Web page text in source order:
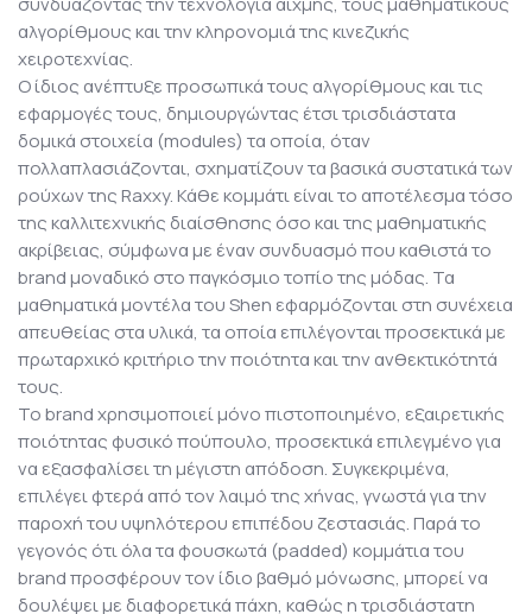
αλγορίθμους και την κληρονομιά της κινεζικής
χειροτεχνίας.
Ο ίδιος ανέπτυξε προσωπικά τους αλγορίθμους και τις
εφαρμογές τους, δημιουργώντας έτσι τρισδιάστατα
δομικά στοιχεία (modules) τα οποία, όταν
πολλαπλασιάζονται, σχηματίζουν τα βασικά συστατικά των
ρούχων της Raxxy. Κάθε κομμάτι είναι το αποτέλεσμα τόσο
της καλλιτεχνικής διαίσθησης όσο και της μαθηματικής
ακρίβειας, σύμφωνα με έναν συνδυασμό που καθιστά το
brand μοναδικό στο παγκόσμιο τοπίο της μόδας. Τα
μαθηματικά μοντέλα του Shen εφαρμόζονται στη συνέχεια
απευθείας στα υλικά, τα οποία επιλέγονται προσεκτικά με
πρωταρχικό κριτήριο την ποιότητα και την ανθεκτικότητά
τους.
Το brand χρησιμοποιεί μόνο πιστοποιημένο, εξαιρετικής
ποιότητας φυσικό πούπουλο, προσεκτικά επιλεγμένο για
να εξασφαλίσει τη μέγιστη απόδοση. Συγκεκριμένα,
επιλέγει φτερά από τον λαιμό της χήνας, γνωστά για την
παροχή του υψηλότερου επιπέδου ζεστασιάς. Παρά το
γεγονός ότι όλα τα φουσκωτά (padded) κομμάτια του
brand προσφέρουν τον ίδιο βαθμό μόνωσης, μπορεί να
δουλέψει με διαφορετικά πάχη, καθώς η τρισδιάστατη